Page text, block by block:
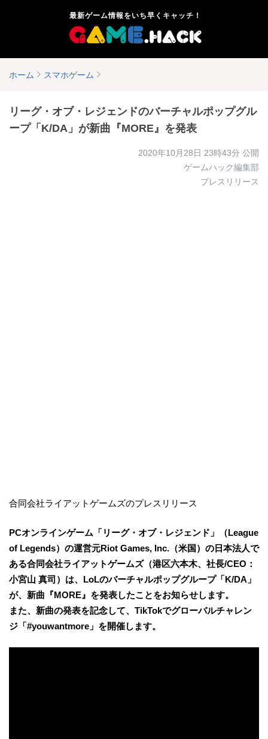
最新ゲーム情報をいち早くキャッチ！
ホーム スマホゲーム
リーグ・オブ・レジェンドのバーチャルポップグル
ープ「K/DA」が新曲『MORE』を発表
2020年10月28日 23時43分 公開
ゲームハック編集部
プレスリリース
合同会社ライアットゲームズのプレスリリース
PCオンラインゲーム「リーグ・オブ・レジェンド」（League
of Legends）の運営元Riot Games, Inc.（米国）の日本法人で
ある合同会社ライアットゲームズ（港区六本木、社長/CEO：
小宮山 真司）は、LoLのバーチャルポップグループ「K/DA」
が、新曲『MORE』を発表したことをお知らせします。
また、新曲の発表を記念して、TikTokでグローバルチャレン
ジ「#youwantmore」を開催します。